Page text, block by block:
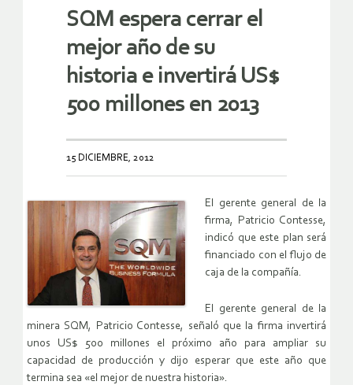
SQM espera cerrar el
mejor año de su
historia e invertirá US$
500 millones en 2013
15 DICIEMBRE, 2012
El gerente general de la
firma, Patricio Contesse,
indicó que este plan será
financiado con el flujo de
caja de la compañía.
El gerente general de la
minera SQM, Patricio Contesse, señaló que la firma invertirá
unos US$ 500 millones el próximo año para ampliar su
capacidad de producción y dijo esperar que este año que
termina sea «el mejor de nuestra historia».